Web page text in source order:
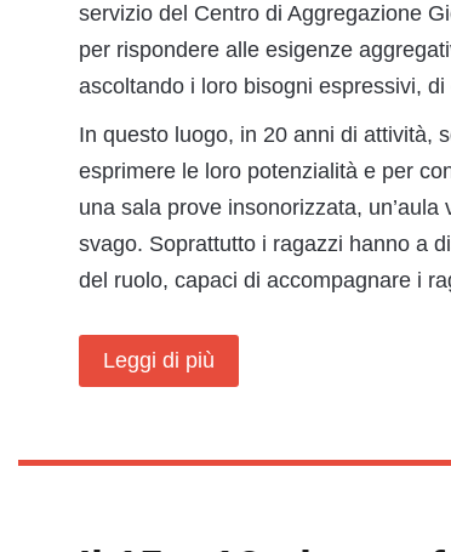
servizio del Centro di Aggregazione
per rispondere alle esigenze
ascoltando i loro bisogni espressivi,
In questo luogo, in 20 anni di attività,
esprimere le loro potenzialità e per
una sala prove insonorizzata,
svago. Soprattutto i ragazzi hanno a
del ruolo, capaci di accompagnare i
Leggi di più